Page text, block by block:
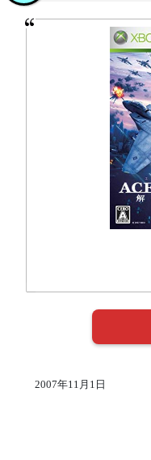
2007年11月1日